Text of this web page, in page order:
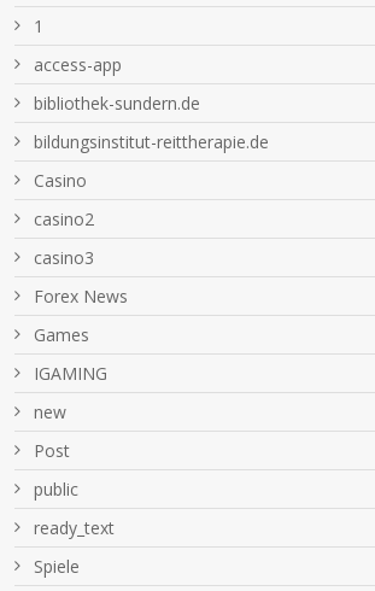
1
access-app
bibliothek-sundern.de
bildungsinstitut-reittherapie.de
Casino
casino2
casino3
Forex News
Games
IGAMING
new
Post
public
ready_text
Spiele